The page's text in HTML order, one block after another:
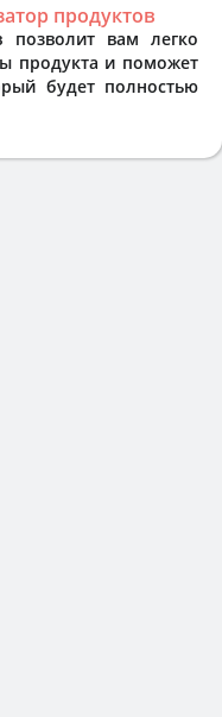
продуктов
позволит вам легко
продукта и поможет
будет полностью